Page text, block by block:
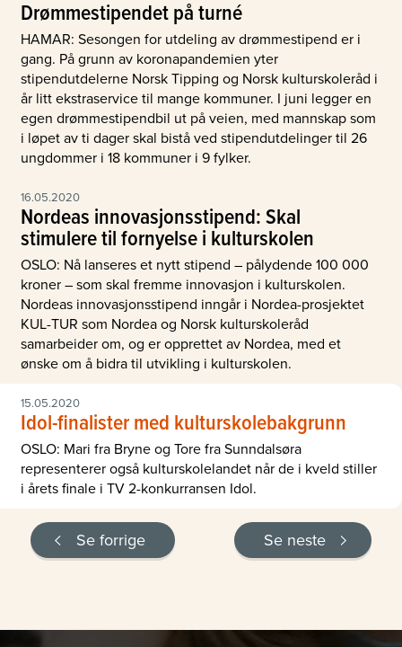
Drømmestipendet på turné
HAMAR: Sesongen for utdeling av drømmestipend er i
gang. På grunn av koronapandemien yter
stipendutdelerne Norsk Tipping og Norsk kulturskoleråd i
år litt ekstraservice til mange kommuner. I juni legger en
egen drømmestipendbil ut på veien, med mannskap som
i løpet av ti dager skal bistå ved stipendutdelinger til 26
ungdommer i 18 kommuner i 9 fylker.
16.05.2020
Nordeas innovasjonsstipend: Skal
stimulere til fornyelse i kulturskolen
OSLO: Nå lanseres et nytt stipend – pålydende 100 000
kroner – som skal fremme innovasjon i kulturskolen.
Nordeas innovasjonsstipend inngår i Nordea-prosjektet
KUL-TUR som Nordea og Norsk kulturskoleråd
samarbeider om, og er opprettet av Nordea, med et
ønske om å bidra til utvikling i kulturskolen.
15.05.2020
Idol-finalister med kulturskolebakgrunn
OSLO: Mari fra Bryne og Tore fra Sunndalsøra
representerer også kulturskolelandet når de i kveld stiller
i årets finale i TV 2-konkurransen Idol.
Se forrige Se neste